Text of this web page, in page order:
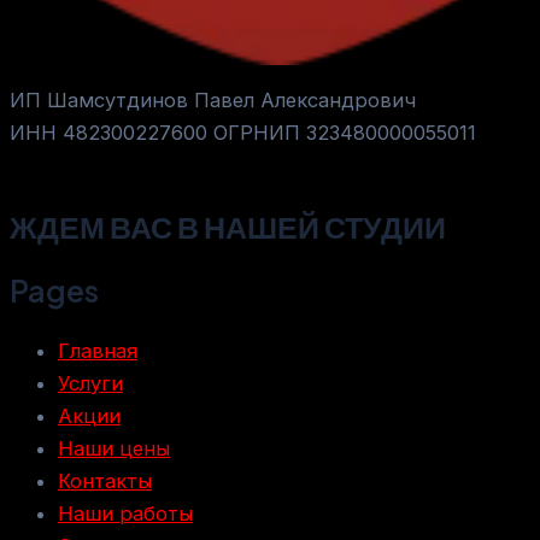
ИП Шамсутдинов Павел Александрович
ИНН 482300227600 ОГРНИП 323480000055011
ЖДЕМ ВАС В НАШЕЙ СТУДИИ
Pages
Главная
Услуги
Акции
Наши цены
Контакты
Наши работы